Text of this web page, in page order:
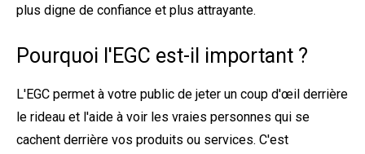
plus digne de confiance et plus attrayante.
Pourquoi l'EGC est-il important ?
L'EGC permet à votre public de jeter un coup d'œil derrière
le rideau et l'aide à voir les vraies personnes qui se
cachent derrière vos produits ou services. C'est